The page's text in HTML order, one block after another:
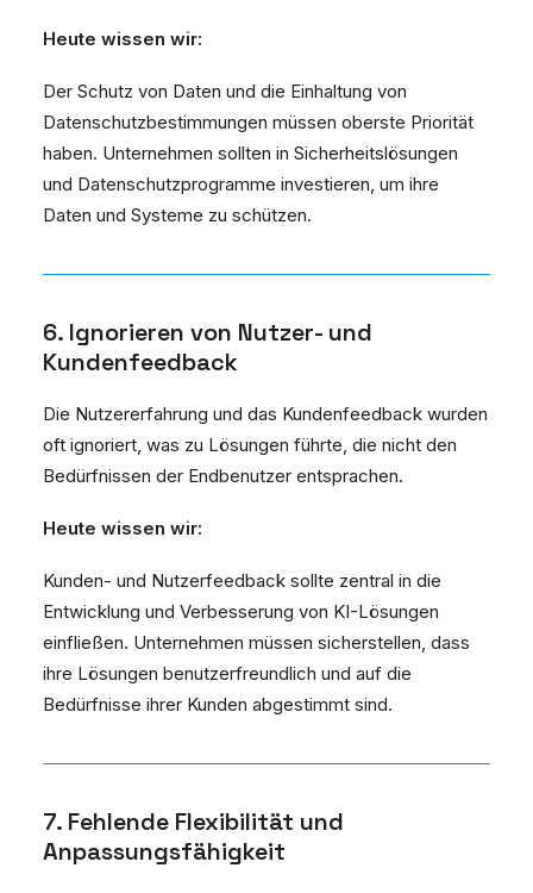
Heute wissen wir:
Der Schutz von Daten und die Einhaltung von
Datenschutzbestimmungen müssen oberste Priorität
haben. Unternehmen sollten in Sicherheitslösungen
und Datenschutzprogramme investieren, um ihre
Daten und Systeme zu schützen.
6. Ignorieren von Nutzer- und
Kundenfeedback
Die Nutzererfahrung und das Kundenfeedback wurden
oft ignoriert, was zu Lösungen führte, die nicht den
Bedürfnissen der Endbenutzer entsprachen.
Heute wissen wir:
Kunden- und Nutzerfeedback sollte zentral in die
Entwicklung und Verbesserung von KI-Lösungen
einfließen. Unternehmen müssen sicherstellen, dass
ihre Lösungen benutzerfreundlich und auf die
Bedürfnisse ihrer Kunden abgestimmt sind.
7. Fehlende Flexibilität und
Anpassungsfähigkeit